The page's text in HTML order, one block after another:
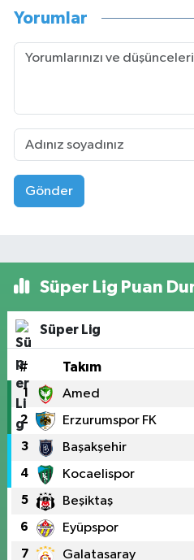
Yorumlar
Gönder
Süper Lig Puan
Süper Lig
# Takım
1 Amed
2 Erzurumspor FK
3 Başakşehir
4 Kocaelispor
5 Beşiktaş
6 Eyüpspor
7 Galatasaray